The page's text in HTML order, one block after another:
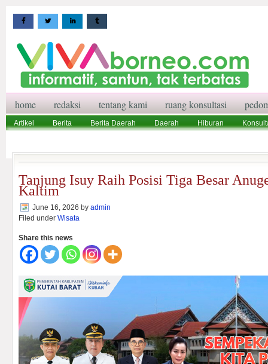
home redaksi tentang kami ruang konsultasi
Artikel Berita Berita Daerah Daerah Hiburan
Tanjung Isuy Raih Posisi Tiga Besar
Kaltim
June 16, 2026 by admin
Filed under Wisata
Share this news